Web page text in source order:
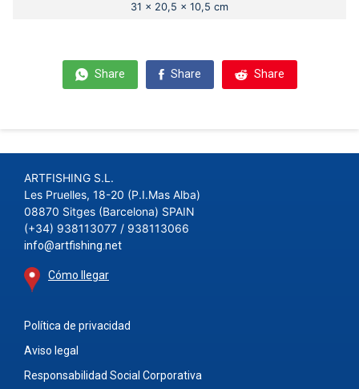
31 x 20,5 x 10,5 cm
Share Share Share
ARTFISHING S.L.
Les Pruelles, 18-20 (P.I.Mas Alba)
08870 Sitges (Barcelona) SPAIN
(+34) 938113077 / 938113066
info@artfishing.net
Cómo llegar
Política de privacidad
Aviso legal
Responsabilidad Social Corporativa